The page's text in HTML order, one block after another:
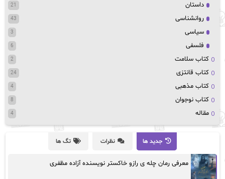
داستان 21
روانشناسی 43
سیاسی 3
فلسفی 6
کتاب سلامت 2
کتاب قانتزی 24
کتاب مذهبی 4
کتاب نوجوان 8
مقاله 4
جدید ها نظرات تگ ها
معرفی رمان چله ی رازو خاکستر نویسنده آزاده مظفری